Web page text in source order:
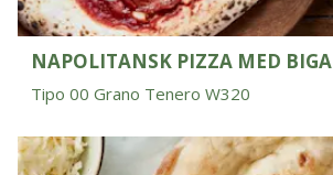
NAPOLITANSK PIZZA MED BIGA
Tipo 00 Grano Tenero W320